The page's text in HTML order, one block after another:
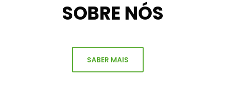
SOBRE NÓS
SABER MAIS